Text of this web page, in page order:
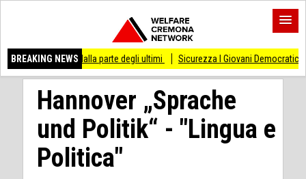
BREAKING NEWS
stare dalla parte degli ultimi Sicurezza I Giovani Democratici ribattono ai
Hannover „Sprache
und Politik“ - "Lingua e
Politica"